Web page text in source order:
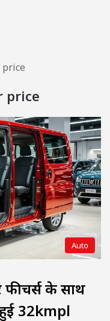
price
Auto
के साथ
32kmpl